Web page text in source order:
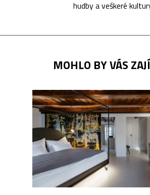
hudby a veškeré
MOHLO BY VÁS